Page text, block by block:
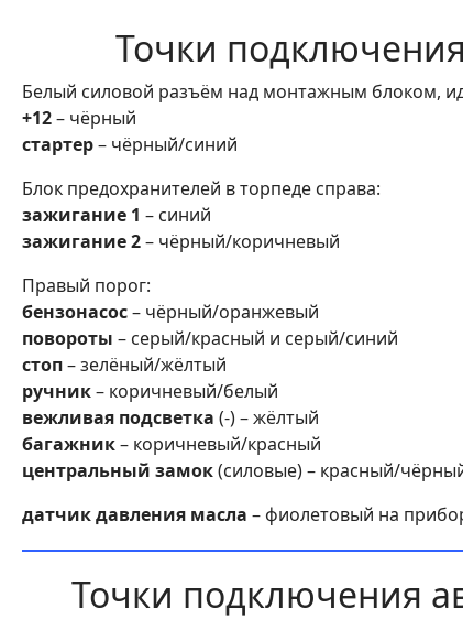
Точки
Белый силовой разъём над монтажным блоком,
+12– чёрный
стартер– чёрный/синий
Блок предохранителей в торпеде справа:
зажигание 1 – синий
зажигание 2– чёрный/коричневый
Правый порог:
бензонасос– чёрный/оранжевый
повороты – серый/красный и серый/синий
стоп– зелёный/жёлтый
ручник– коричневый/белый
вежливая подсветка (-) – жёлтый
багажник– коричневый/красный
центральный замок(силовые) – красный/
датчик давления масла – фиолетовый на
Точки подключения